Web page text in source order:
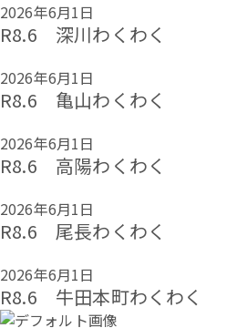
2026年6月1日
R8.6 深川わくわく
2026年6月1日
R8.6 亀山わくわく
2026年6月1日
R8.6 高陽わくわく
2026年6月1日
R8.6 尾長わくわく
2026年6月1日
R8.6 牛田本町わくわく